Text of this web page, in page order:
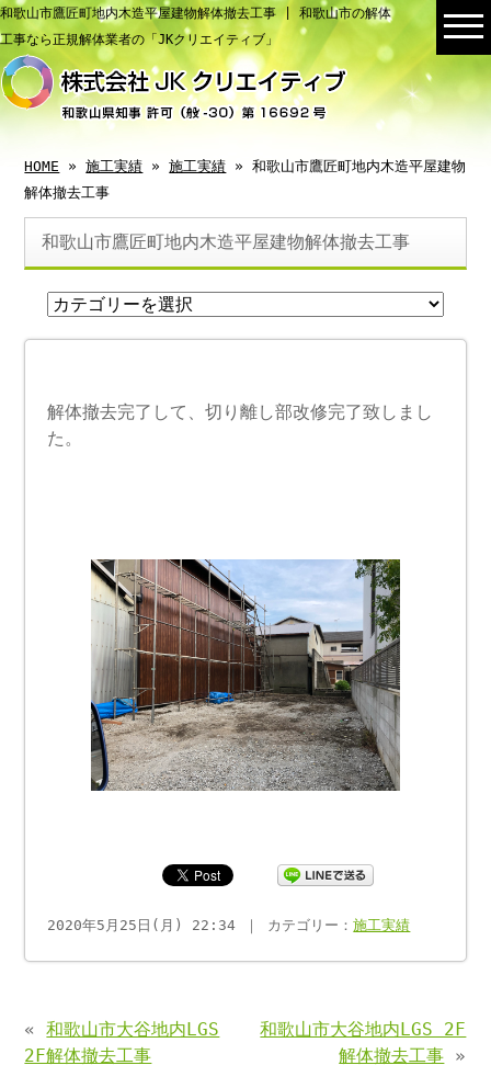
和歌山市鷹匠町地内木造平屋建物解体撤去工事 | 和歌山市の解体
工事なら正規解体業者の「JKクリエイティブ」
HOME »施工実績 »施工実績 » 和歌山市鷹匠町地内木造平屋建物
解体撤去工事
和歌山市鷹匠町地内木造平屋建物解体撤去工事
解体撤去完了して、切り離し部改修完了致しまし
た。
2020年5月25日(月) 22:34 ｜ カテゴリー：施工実績
«和歌山市大谷地内LGS
2F解体撤去工事
和歌山市大谷地内LGS 2F
解体撤去工事 »